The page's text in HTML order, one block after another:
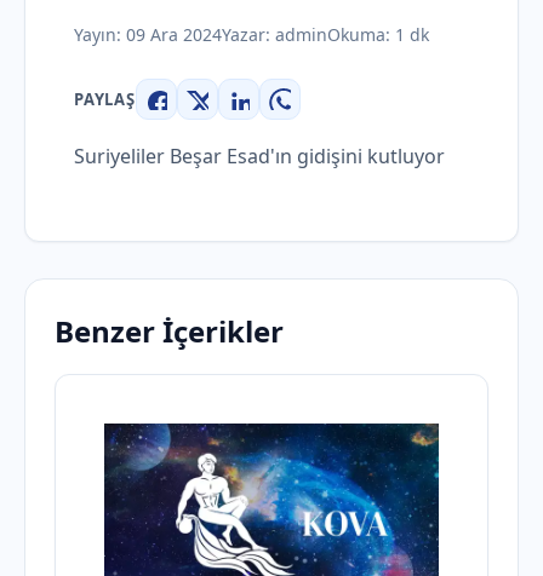
Yayın: 09 Ara 2024Yazar: adminOkuma: 1 dk
PAYLAŞ
Facebook
X LinkedInWhatsApp
Suriyeliler Beşar Esad'ın gidişini kutluyor
Benzer İçerikler